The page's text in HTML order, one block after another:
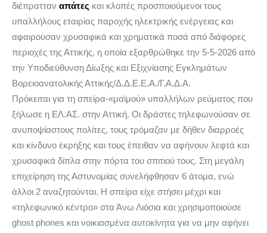
διέπρατταν απάτες και κλοπές προσποιούμενοι τους
υπαλλήλους εταιρίας παροχής ηλεκτρικής ενέργειας και
αφαιρούσαν χρυσαφικά και χρηματικά ποσά από διάφορες
περιοχές της Αττικής, η οποία εξαρθρώθηκε την 5-5-2026 από
την Υποδιεύθυνση Δίωξης και Εξιχνίασης Εγκλημάτων
Βορειοανατολικής Αττικής/Δ.Δ.Ε.Ε.Α./Γ.Α.Δ.Α.
Πρόκειται για τη σπείρα-«μαϊμού» υπαλλήλων ρεύματος που
ξήλωσε η ΕΛ.ΑΣ. στην Αττική. Οι δράστες τηλεφωνούσαν σε
ανυποψίαστους πολίτες, τους τρόμαζαν με δήθεν διαρροές
και κίνδυνο έκρηξης και τους έπειθαν να αφήνουν λεφτά και
χρυσαφικά δίπλα στην πόρτα του σπιτιού τους. Στη μεγάλη
επιχείρηση της Αστυνομίας συνελήφθησαν 6 άτομα, ενώ
άλλοι 2 αναζητούνται. Η σπείρα είχε στήσει μέχρι και
«τηλεφωνικό κέντρο» στα Άνω Λιόσια και χρησιμοποιούσε
ghost phones και νοικιασμένα αυτοκίνητα για να μην αφήνει